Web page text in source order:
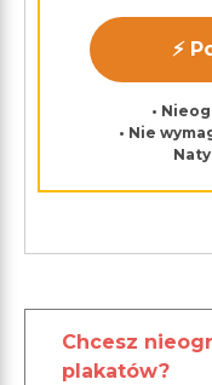
⚡
•
• Nie
Chcesz
plakatów?